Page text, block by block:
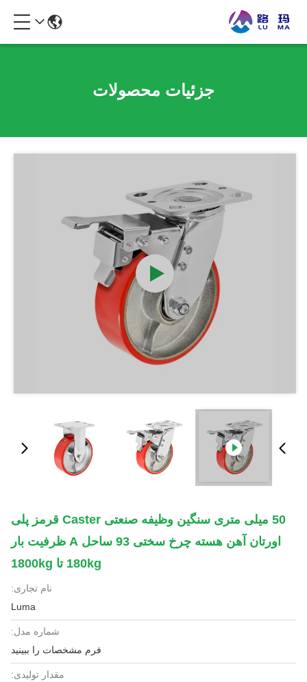
جزئیات محصولات
50 میلی متری سنگین وظیفه صنعتی Caster قرمز پلی
اورتان آهن هسته چرخ سختی 93 ساحل A ظرفیت بار
180kg تا 1800kg
نام تجاری:
Luma
شماره مدل:
فرم مشخصات را ببینید
مقدار تولیدی: